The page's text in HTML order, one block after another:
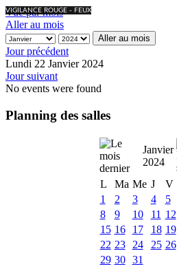
VIGILANCE ROUGE - FEUX
Vue par mois
Aller au mois
Aller au mois
Jour précédent
Lundi 22 Janvier 2024
Jour suivant
No events were found
Planning des salles
Janvier
2024
L
Ma Me J V
1
2 3 4 5
8
9 10 11 12
15 16 17 18 19
22 23 24 25 26
29 30 31